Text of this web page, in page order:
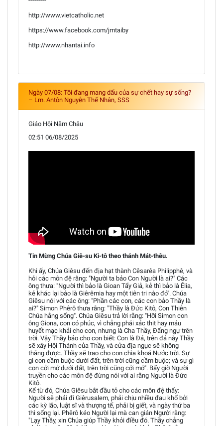
http://www.vietcatholic.net
https://www.facebook.com/jmtaiby
http://www.nhantai.info
Ngày 07/08: Tôi đang mang dấu của sự chết hay sự sống?
– Lm. Antôn Nguyễn Thế Nhân, SSS
Giáo Hội Năm Châu
02:51 06/08/2025
Tin Mừng Chúa Giê-su Ki-tô theo thánh Mát-thêu.
Khi ấy, Chúa Giêsu đến địa hạt thành Cêsarêa Philipphê, và
hỏi các môn đệ rằng: "Người ta bảo Con Người là ai?" Các
ông thưa: "Người thì bảo là Gioan Tẩy Giả, kẻ thì bảo là Êlia,
kẻ khác lại bảo là Giêrêmia hay một tiên tri nào đó". Chúa
Giêsu nói với các ông: "Phần các con, các con bảo Thầy là
ai?" Simon Phêrô thưa rằng: "Thầy là Đức Kitô, Con Thiên
Chúa hằng sống". Chúa Giêsu trả lời rằng: "Hỡi Simon con
ông Giona, con có phúc, vì chẳng phải xác thịt hay máu
huyết mạc khải cho con, nhưng là Cha Thầy, Đấng ngự trên
trời. Vậy Thầy bảo cho con biết: Con là Đá, trên đá này Thầy
sẽ xây Hội Thánh của Thầy, và cửa địa ngục sẽ không
thắng được. Thầy sẽ trao cho con chìa khoá Nước trời. Sự
gì con cầm buộc dưới đất, trên trời cũng cầm buộc; và sự gì
con cởi mở dưới đất, trên trời cũng cởi mở". Bấy giờ Người
truyền cho các môn đệ đừng nói với ai rằng Người là Đức
Kitô.
Kể từ đó, Chúa Giêsu bắt đầu tỏ cho các môn đệ thấy:
Người sẽ phải đi Giêrusalem, phải chịu nhiều đau khổ bởi
các kỳ lão, luật sĩ và thượng tế, phải bị giết, và ngày thứ ba
thì sống lại. Phêrô kéo Người lại mà can gián Người rằng:
"Lạy Thầy, xin Chúa giúp Thầy khỏi điều đó. Thầy chẳng